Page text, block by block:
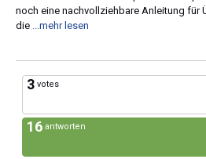
noch eine nachvollziehbare Anleitung für
die
...mehr lesen
3 votes
16 antworten